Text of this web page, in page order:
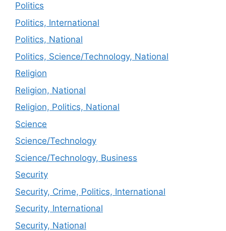
Politics
Politics, International
Politics, National
Politics, Science/Technology, National
Religion
Religion, National
Religion, Politics, National
Science
Science/Technology
Science/Technology, Business
Security
Security, Crime, Politics, International
Security, International
Security, National